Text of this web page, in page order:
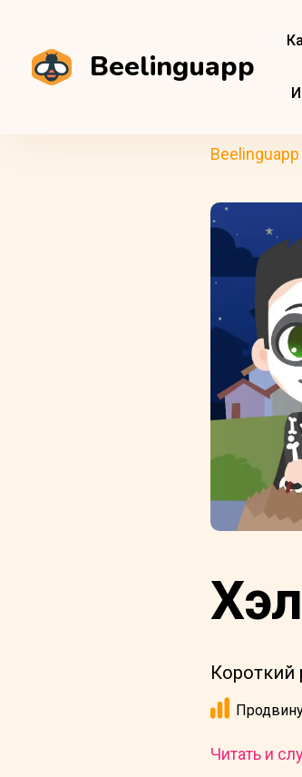
Beelinguapp
Beelinguapp
Короткий
Читать и